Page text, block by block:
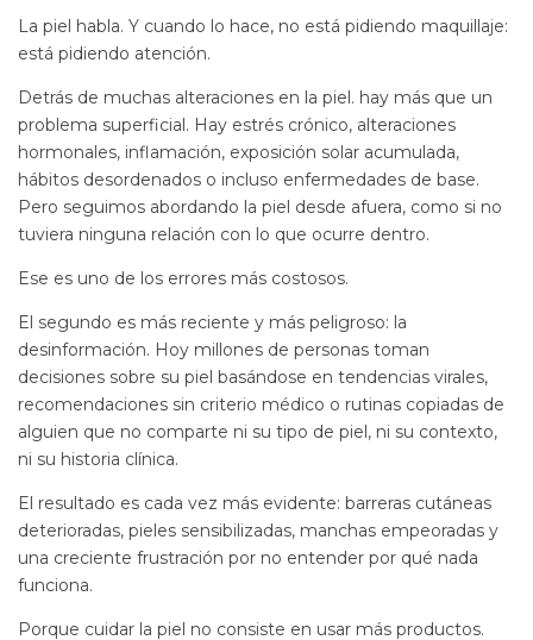
La piel habla. Y cuando lo hace, no está pidiendo maquillaje:
está pidiendo atención.
Detrás de muchas alteraciones en la piel. hay más que un
problema superficial. Hay estrés crónico, alteraciones
hormonales, inflamación, exposición solar acumulada,
hábitos desordenados o incluso enfermedades de base.
Pero seguimos abordando la piel desde afuera, como si no
tuviera ninguna relación con lo que ocurre dentro.
Ese es uno de los errores más costosos.
El segundo es más reciente y más peligroso: la
desinformación. Hoy millones de personas toman
decisiones sobre su piel basándose en tendencias virales,
recomendaciones sin criterio médico o rutinas copiadas de
alguien que no comparte ni su tipo de piel, ni su contexto,
ni su historia clínica.
El resultado es cada vez más evidente: barreras cutáneas
deterioradas, pieles sensibilizadas, manchas empeoradas y
una creciente frustración por no entender por qué nada
funciona.
Porque cuidar la piel no consiste en usar más productos.